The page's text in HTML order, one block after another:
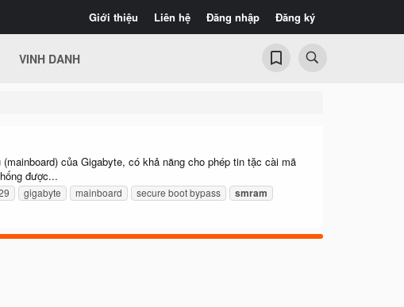
Giới thiệu Liên hệ Đăng nhập Đăng ký
VINH DANH
của Gigabyte, có khả năng cho phép tin tặc cài mã
được...
gigabyte mainboard secure boot bypass smram